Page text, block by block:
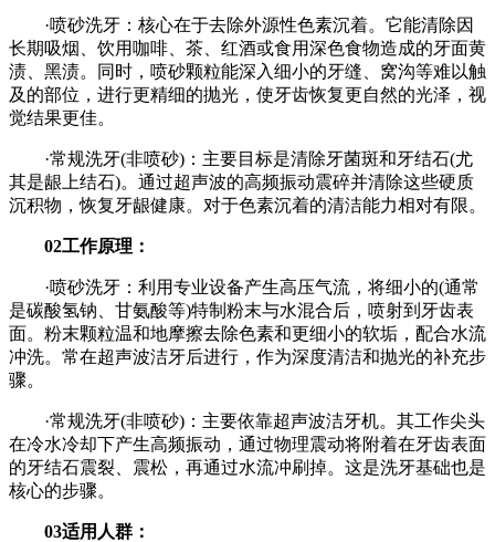
·喷砂洗牙：核心在于去除外源性色素沉着。它能清除因
长期吸烟、饮用咖啡、茶、红酒或食用深色食物造成的牙面黄
渍、黑渍。同时，喷砂颗粒能深入细小的牙缝、窝沟等难以触
及的部位，进行更精细的抛光，使牙齿恢复更自然的光泽，视
觉结果更佳。
·常规洗牙(非喷砂)：主要目标是清除牙菌斑和牙结石(尤
其是龈上结石)。通过超声波的高频振动震碎并清除这些硬质
沉积物，恢复牙龈健康。对于色素沉着的清洁能力相对有限。
02工作原理：
·喷砂洗牙：利用专业设备产生高压气流，将细小的(通常
是碳酸氢钠、甘氨酸等)特制粉末与水混合后，喷射到牙齿表
面。粉末颗粒温和地摩擦去除色素和更细小的软垢，配合水流
冲洗。常在超声波洁牙后进行，作为深度清洁和抛光的补充步
骤。
·常规洗牙(非喷砂)：主要依靠超声波洁牙机。其工作尖头
在冷水冷却下产生高频振动，通过物理震动将附着在牙齿表面
的牙结石震裂、震松，再通过水流冲刷掉。这是洗牙基础也是
核心的步骤。
03适用人群：